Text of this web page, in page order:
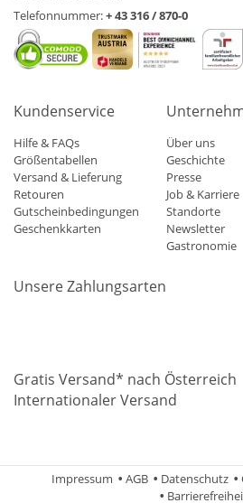
Telefonnummer:+ 43 316 / 870-0
Kundenservice
Hilfe & FAQs
Größentabellen
Versand & Lieferung
Retouren
Gutscheinbedingungen
Geschenkkarten
Über uns
Geschichte
Presse
Job & Karriere
Standorte
Newsletter
Gastronomie
Unsere Zahlungsarten
Gratis Versand* nach Österreich
Internationaler Versand
Impressum AGB Datenschutz